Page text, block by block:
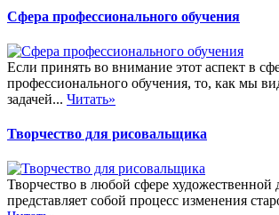
Сфера профессионального обучения
Если принять во внимание этот аспект в
профессионального обучения, то, как мы
задачей... Читать»
Творчество для рисовальщика
Творчество в любой сфере художественной
представляет собой процесс изменения